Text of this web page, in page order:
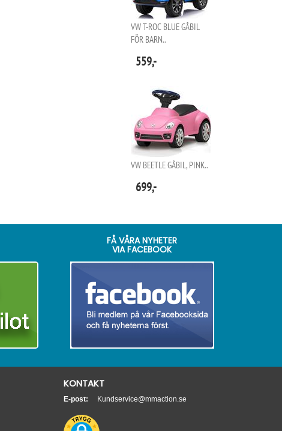
VW T-ROC BLUE GÅBIL
FÖR BARN..
559,-
VW BEETLE GÅBIL, PINK..
699,-
FÅ VÅRA NYHETER
VIA FACEBOOK
KONTAKT
E-post: Kundservice@mmaction.se